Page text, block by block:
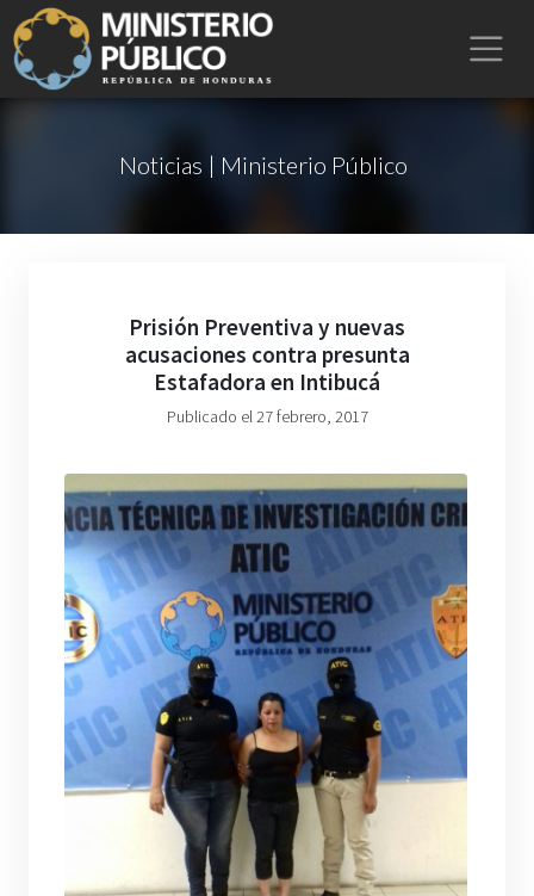
Noticias | Ministerio Público
Prisión Preventiva y nuevas
acusaciones contra presunta
Estafadora en Intibucá
Publicado el 27 febrero, 2017